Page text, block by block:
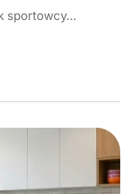
sportowcy…